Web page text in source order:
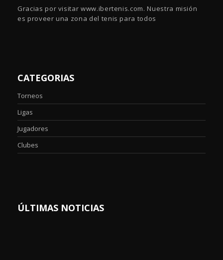
Gracias por visitar www.ibertenis.com. Nuestra misión
es proveer una zona del tenis para todos
CATEGORIAS
Torneos
Ligas
Jugadores
Clubes
ÚLTIMAS NOTICIAS